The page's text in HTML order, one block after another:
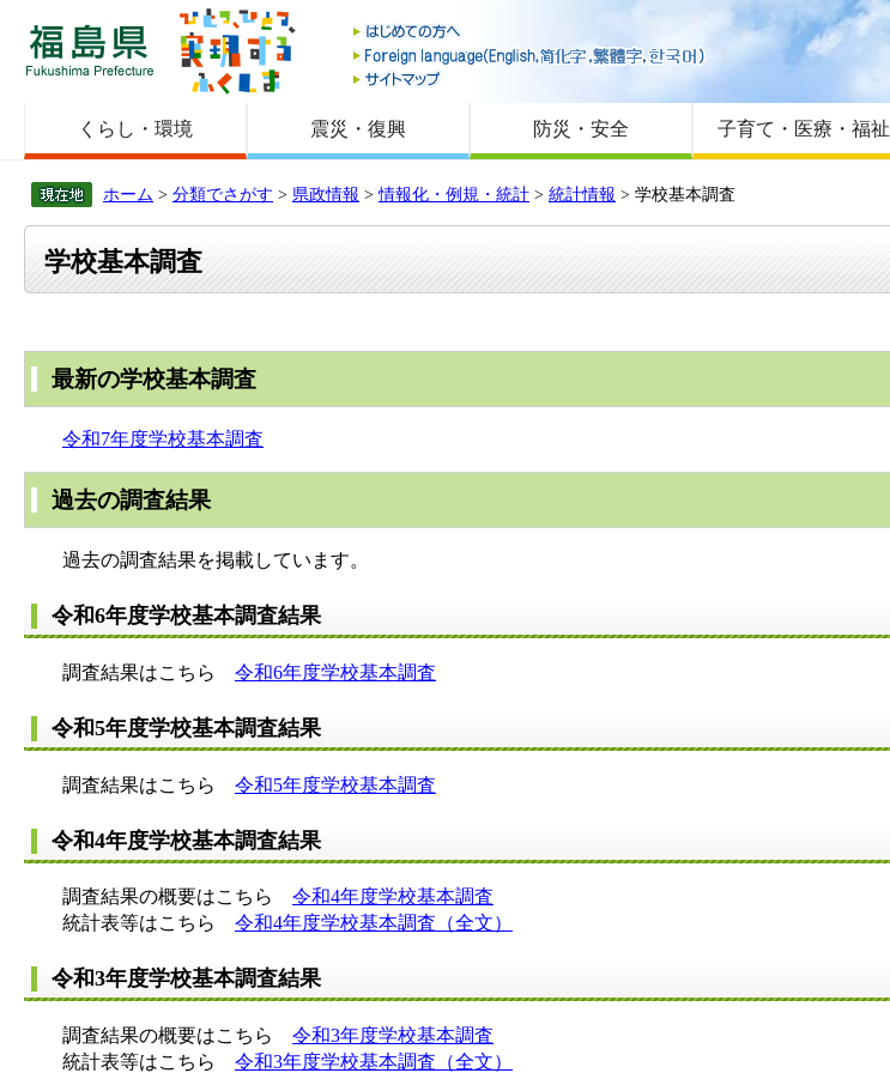
福島県
はじめての方へ
Foreign language
サイトマップ
くらし・環境 震災・復興 防災・安全 子育て・医療・福祉
ホーム > 分類でさがす > 県政情報 >情報化・例規・統計 > 統計情報 > 学校基本調査
学校基本調査
最新の学校基本調査
令和7年度学校基本調査
過去の調査結果
過去の調査結果を掲載しています。
令和6年度学校基本調査結果
調査結果はこちら 令和6年度学校基本調査
令和5年度学校基本調査結果
調査結果はこちら 令和5年度学校基本調査
令和4年度学校基本調査結果
調査結果の概要はこちら 令和4年度学校基本調査
統計表等はこちら 令和4年度学校基本調査（全文）
令和3年度学校基本調査結果
調査結果の概要はこちら 令和3年度学校基本調査
統計表等はこちら 令和3年度学校基本調査（全文）